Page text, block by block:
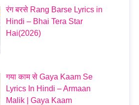
रंग बरसे Rang Barse Lyrics in
Hindi – Bhai Tera Star
Hai(2026)
गया काम से Gaya Kaam Se
Lyrics In Hindi – Armaan
Malik | Gaya Kaam